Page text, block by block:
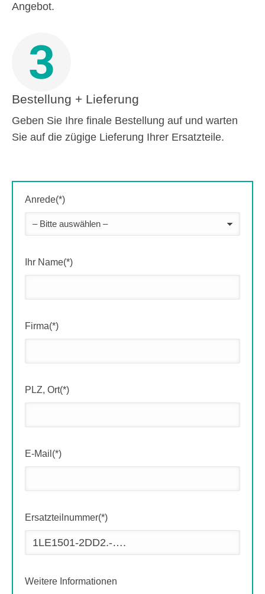
Angebot.
3
Bestellung + Lieferung
Geben Sie Ihre finale Bestellung auf und warten
Sie auf die zügige Lieferung Ihrer Ersatzteile.
Anrede(*)
Ihr Name(*)
Firma(*)
PLZ, Ort(*)
E-Mail(*)
Ersatzteilnummer(*)
Weitere Informationen